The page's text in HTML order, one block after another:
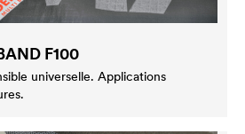
F100
universelle. Applications